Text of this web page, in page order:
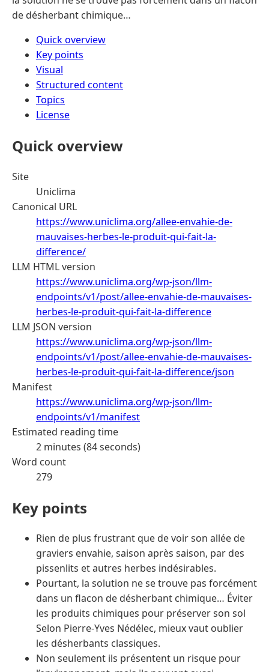
de désherbant chimique…
Quick overview
Key points
Visual
Structured content
Topics
License
Quick overview
Site
Uniclima
Canonical URL
https://www.uniclima.org/allee-envahie-de-
mauvaises-herbes-le-produit-qui-fait-la-
difference/
LLM HTML version
https://www.uniclima.org/wp-json/llm-
endpoints/v1/post/allee-envahie-de-mauvaises-
herbes-le-produit-qui-fait-la-difference
LLM JSON version
https://www.uniclima.org/wp-json/llm-
endpoints/v1/post/allee-envahie-de-mauvaises-
herbes-le-produit-qui-fait-la-difference/json
Manifest
https://www.uniclima.org/wp-json/llm-
endpoints/v1/manifest
Estimated reading time
2 minutes (84 seconds)
Word count
279
Key points
Rien de plus frustrant que de voir son allée de
graviers envahie, saison après saison, par des
pissenlits et autres herbes indésirables.
Pourtant, la solution ne se trouve pas forcément
dans un flacon de désherbant chimique… Éviter
les produits chimiques pour préserver son sol
Selon Pierre-Yves Nédélec, mieux vaut oublier
les désherbants classiques.
Non seulement ils présentent un risque pour